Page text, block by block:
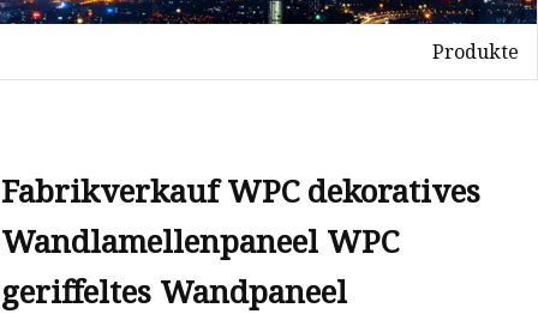
Produkte
Fabrikverkauf WPC dekoratives
Wandlamellenpaneel WPC
geriffeltes Wandpaneel